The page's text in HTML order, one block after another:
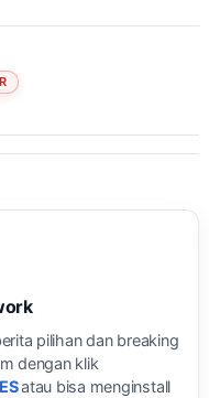
pilihan dan breaking
dengan klik
atau bisa menginstall